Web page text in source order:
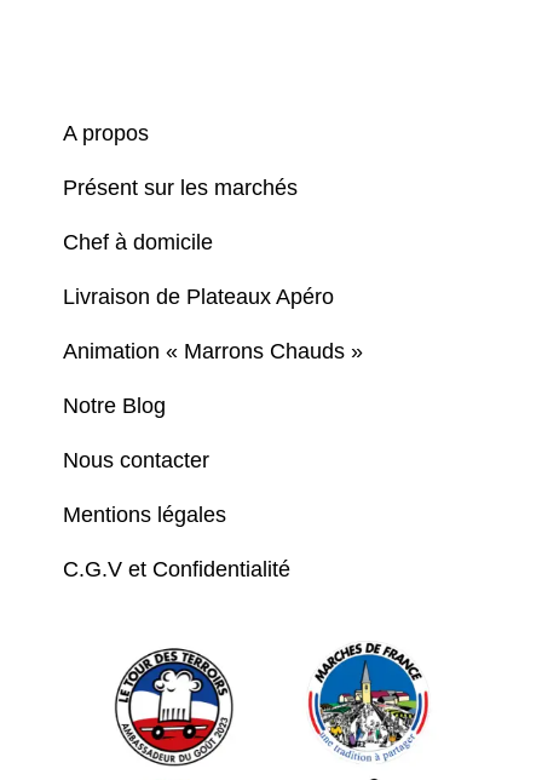
A propos
Présent sur les marchés
Chef à domicile
Livraison de Plateaux Apéro
Animation « Marrons Chauds »
Notre Blog
Nous contacter
Mentions légales
C.G.V et Confidentialité